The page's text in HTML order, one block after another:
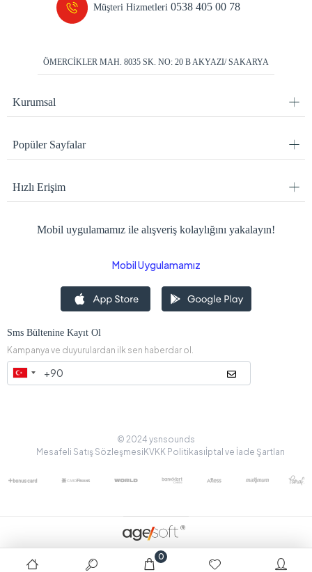
Müşteri Hizmetleri0538 405 00 78
ÖMERCİKLER MAH. 8035 SK. NO: 20 B AKYAZI/ SAKARYA
Kurumsal
Popüler Sayfalar
Hızlı Erişim
Mobil uygulamamız ile alışveriş kolaylığını yakalayın!
Mobil Uygulamamız
Sms Bültenine Kayıt Ol
Kampanya ve duyurulardan ilk sen haberdar ol.
© 2024 ysnsounds
Mesafeli Satış Sözleşmesi KVKK Politikasıİptal ve İade Şartları
0